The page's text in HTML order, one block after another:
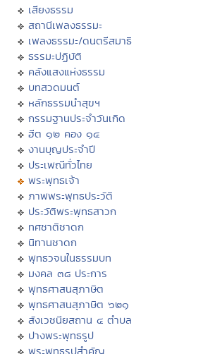
เสียงธรรม
สถานีเพลงธรรมะ
เพลงธรรมะ/ดนตรีสมาธิ
ธรรมะปฏิบัติ
คลังแสงแห่งธรรม
บทสวดมนต์
หลักธรรมนำสุขฯ
กรรมฐานประจำวันเกิด
ฮีต ๑๒ คอง ๑๔
งานบุญประจำปี
ประเพณีทั่วไทย
พระพุทธเจ้า
ภาพพระพุทธประวัติ
ประวัติพระพุทธสาวก
ทศชาติชาดก
นิทานชาดก
พุทธวจนในธรรมบท
มงคล ๓๘ ประการ
พุทธศาสนสุภาษิต
พุทธศาสนสุภาษิต ๖๒๑
สังเวชนียสถาน ๔ ตำบล
ปางพระพุทธรูป
พระพุทธรูปสำคัญ